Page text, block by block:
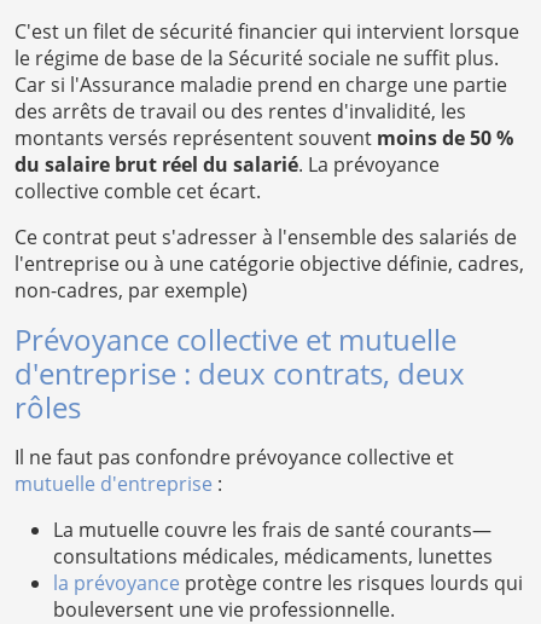
C'est un filet de sécurité financier qui intervient lorsque
le régime de base de la Sécurité sociale ne suffit plus.
Car si l'Assurance maladie prend en charge une partie
des arrêts de travail ou des rentes d'invalidité, les
montants versés représentent souvent moins de 50 %
du salaire brut réel du salarié. La prévoyance
collective comble cet écart.
Ce contrat peut s'adresser à l'ensemble des salariés de
l'entreprise ou à une catégorie objective définie, cadres,
non-cadres, par exemple)
Prévoyance collective et mutuelle
d'entreprise : deux contrats, deux
rôles
Il ne faut pas confondre prévoyance collective et
mutuelle d'entreprise :
La mutuelle couvre les frais de santé courants—
consultations médicales, médicaments, lunettes
la prévoyance protège contre les risques lourds qui
bouleversent une vie professionnelle.